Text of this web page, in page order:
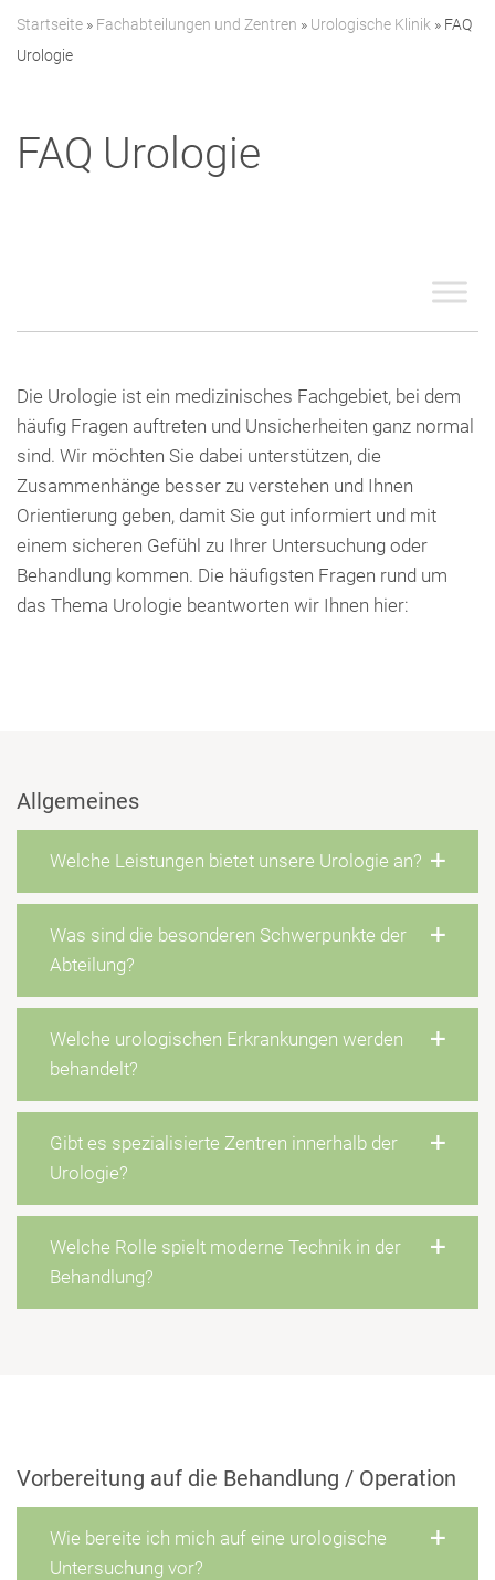
Freunde & Unterstützer
Startseite » Fachabteilungen und Zentren » Urologische Klinik » FAQ
Urologie
FAQ Urologie
Die Urologie ist ein medizinisches Fachgebiet, bei dem
häufig Fragen auftreten und Unsicherheiten ganz normal
sind. Wir möchten Sie dabei unterstützen, die
Zusammenhänge besser zu verstehen und Ihnen
Orientierung geben, damit Sie gut informiert und mit
einem sicheren Gefühl zu Ihrer Untersuchung oder
Behandlung kommen. Die häufigsten Fragen rund um
das Thema Urologie beantworten wir Ihnen hier:
Allgemeines
Welche Leistungen bietet unsere Urologie an?
Was sind die besonderen Schwerpunkte der
Abteilung?
Welche urologischen Erkrankungen werden
behandelt?
Gibt es spezialisierte Zentren innerhalb der
Urologie?
Welche Rolle spielt moderne Technik in der
Behandlung?
Vorbereitung auf die Behandlung / Operation
Wie bereite ich mich auf eine urologische
Untersuchung vor?